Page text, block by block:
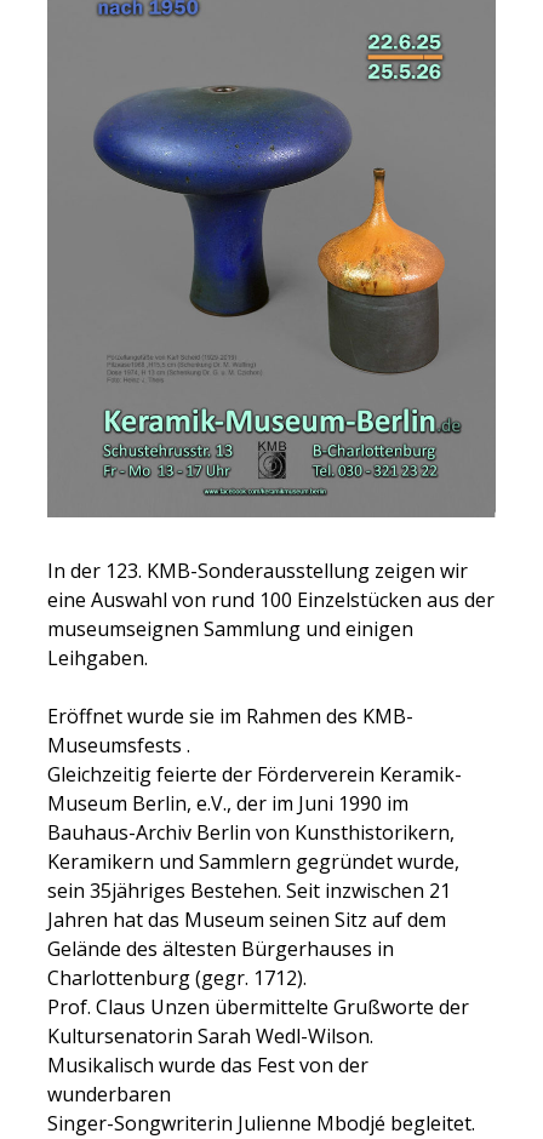
In der 123. KMB-Sonderausstellung zeigen wir
eine Auswahl von rund 100 Einzelstücken aus der
museumseignen Sammlung und einigen
Leihgaben.
Eröffnet wurde sie im Rahmen des KMB-
Museumsfests .
Gleichzeitig feierte der Förderverein Keramik-
Museum Berlin, e.V., der im Juni 1990 im
Bauhaus-Archiv Berlin von Kunsthistorikern,
Keramikern und Sammlern gegründet wurde,
sein 35jähriges Bestehen. Seit inzwischen 21
Jahren hat das Museum seinen Sitz auf dem
Gelände des ältesten Bürgerhauses in
Charlottenburg (gegr. 1712).
Prof. Claus Unzen übermittelte Grußworte der
Kultursenatorin Sarah Wedl-Wilson.
Musikalisch wurde das Fest von der
wunderbaren
Singer-Songwriterin Julienne Mbodjé begleitet.